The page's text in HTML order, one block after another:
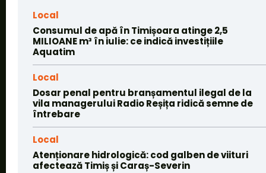
Local
Consumul de apă în Timișoara atinge 2,5
MILIOANE m³ în iulie: ce indică investițiile
Aquatim
Local
Dosar penal pentru branșamentul ilegal de la
vila managerului Radio Reșița ridică semne de
întrebare
Local
Atenționare hidrologică: cod galben de viituri
afectează Timiș și Caraș-Severin